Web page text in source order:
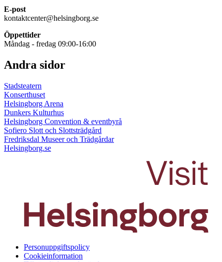
E-post
kontaktcenter@helsingborg.se
Öppettider
Måndag - fredag 09:00-16:00
Andra sidor
Stadsteatern
Konserthuset
Helsingborg Arena
Dunkers Kulturhus
Helsingborg Convention & eventbyrå
Sofiero Slott och Slottsträdgård
Fredriksdal Museer och Trädgårdar
Helsingborg.se
Personuppgiftspolicy
Cookieinformation